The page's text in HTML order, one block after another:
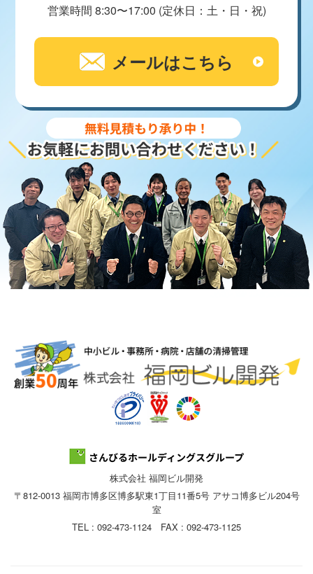
営業時間 8:30〜17:00 (定休日：土・日・祝)
メールはこちら
株式会社 福岡ビル開発
〒812-0013 福岡市博多区博多駅東1丁目11番5号 アサコ博多ビル204号
室
TEL : 092-473-1124 FAX : 092-473-1125